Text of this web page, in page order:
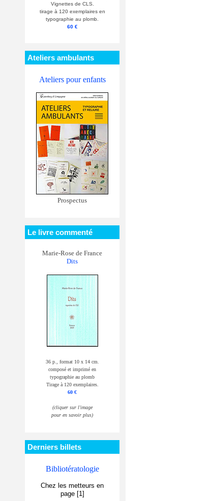
Vignettes de CLS.
tirage à 120 exemplaires en
typographie au plomb.
60 €
Ateliers ambulants
Ateliers pour enfants
Prospectus
Le livre commenté
Marie-Rose de France
Dits
36 p., format 10 x 14 cm.
composé et imprimé en
typographie au plomb
Tirage à 120 exemplaires.
60 €
(cliquer sur l'image
pour en savoir plus)
Derniers billets
Bibliotératologie
Chez les metteurs en
page [1]